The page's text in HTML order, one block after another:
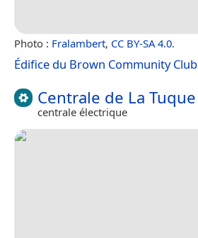
Photo : Fralambert, CC BY-SA 4.0.
Édifice du Brown Community Club
Centrale de La Tuque
centrale électrique